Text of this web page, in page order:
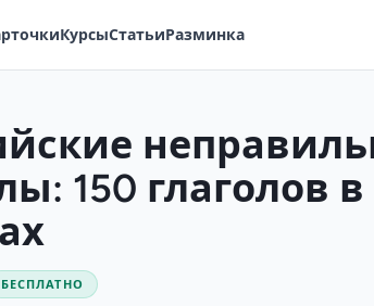
КурсыСтатьи Разминка
150 глаголов в
БЕСПЛАТНО